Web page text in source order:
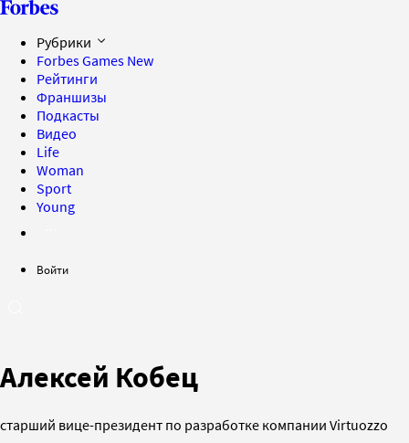
Рубрики
Forbes Games New
Рейтинги
Франшизы
Подкасты
Видео
Life
Woman
Sport
Young
Войти
Алексей Кобец
старший вице-президент по разработке компании Virtuozzo